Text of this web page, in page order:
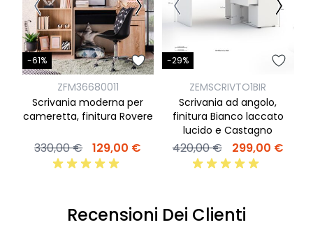
-61%
ZFM36680011
Scrivania moderna per
cameretta, finitura Rovere
330,00 € 129,00 €
-29%
ZEMSCRIVTO1BIR
Scrivania ad angolo,
finitura Bianco laccato
lucido e Castagno
420,00 € 299,00 €
Recensioni Dei Clienti